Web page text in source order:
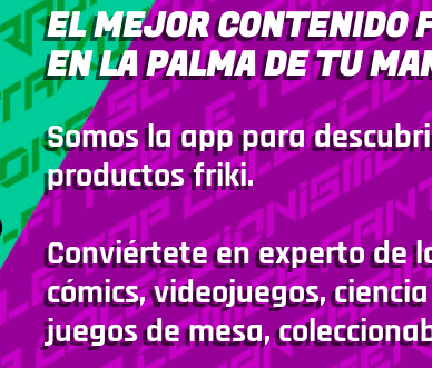
EL MEJOR CONTENIDO
EN LA PALMA DE TU
Somos la app para
productos friki.
Conviértete en experto de
cómics, videojuegos,
juegos de mesa,